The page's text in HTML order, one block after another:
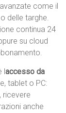
come il
delle targhe.
continua 24
su cloud
accesso da
tablet o PC:
ricevere
anche